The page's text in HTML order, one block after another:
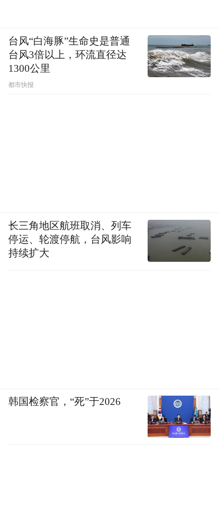
台风“白海豚”生命史是普通
台风3倍以上，环流直径达
1300公里
都市快报
长三角地区航班取消、列车
停运、轮渡停航，台风影响
持续扩大
韩国检察官，“死”于2026